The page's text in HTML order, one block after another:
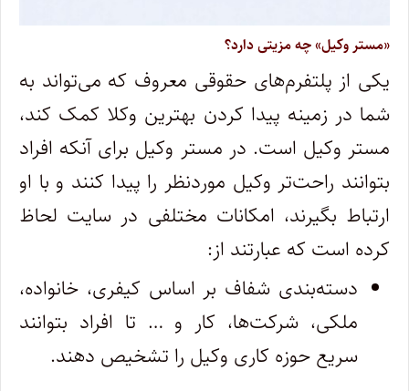
«مستر وکیل» چه مزیتی دارد؟
یکی از پلتفرم‌های حقوقی معروف که می‌تواند به
شما در زمینه پیدا کردن بهترین وکلا کمک کند،
مستر وکیل است. در مستر وکیل برای آنکه افراد
بتوانند راحت‌تر وکیل موردنظر را پیدا کنند و با او
ارتباط بگیرند، امکانات مختلفی در سایت لحاظ
کرده است که عبارتند از:
دسته‌بندی شفاف بر اساس کیفری، خانواده،
ملکی، شرکت‌ها، کار و … تا افراد بتوانند
سریع حوزه کاری وکیل را تشخیص دهند.